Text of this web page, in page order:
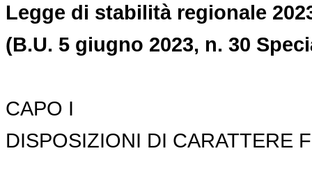
Legge di stabilità regionale
(B.U. 5 giugno 2023, n. 30
CAPO I
DISPOSIZIONI DI CARATTERE